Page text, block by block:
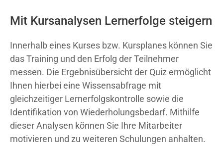
Mit Kursanalysen Lernerfolge steigern
Innerhalb eines Kurses bzw. Kursplanes können Sie
das Training und den Erfolg der Teilnehmer
messen. Die Ergebnisübersicht der Quiz ermöglicht
Ihnen hierbei eine Wissensabfrage mit
gleichzeitiger Lernerfolgskontrolle sowie die
Identifikation von Wiederholungsbedarf. Mithilfe
dieser Analysen können Sie Ihre Mitarbeiter
motivieren und zu weiteren Schulungen anhalten.